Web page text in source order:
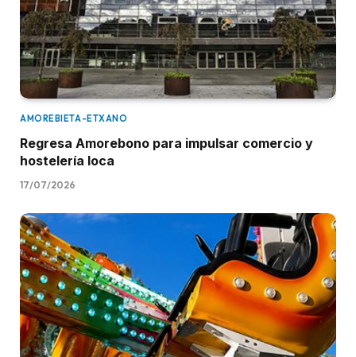
AMOREBIETA-ETXANO
Regresa Amorebono para impulsar comercio y
hostelería loca
17/07/2026